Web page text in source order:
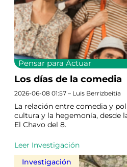
Pensar para Actuar
Los días de la comedia
2026-06-08 01:57 – Luis Berrizbeitia
La relación entre comedia y
cultura y la hegemonía, desde
El Chavo del 8.
Leer Investigación
Investigación